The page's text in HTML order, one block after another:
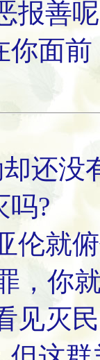
报善
你面
还没
吗?
伦就
你
见灭